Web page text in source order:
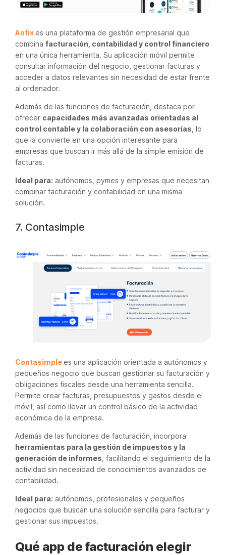
Anfix es una plataforma de gestión empresarial que
combina facturación, contabilidad y control financiero
en una única herramienta. Su aplicación móvil permite
consultar información del negocio, gestionar facturas y
acceder a datos relevantes sin necesidad de estar frente
al ordenador.
Además de las funciones de facturación, destaca por
ofrecer capacidades más avanzadas orientadas al
control contable y la colaboración con asesorías , lo
que la convierte en una opción interesante para
empresas que buscan ir más allá de la simple emisión de
facturas.
Ideal para: autónomos, pymes y empresas que necesitan
combinar facturación y contabilidad en una misma
solución.
7. Contasimple
Contasimple es una aplicación orientada a autónomos y
pequeños negocio que buscan gestionar su facturación y
obligaciones fiscales desde una herramienta sencilla.
Permite crear facturas, presupuestos y gastos desde el
móvil, así como llevar un control básico de la actividad
económica de la empresa.
Además de las funciones de facturación, incorpora
herramientas para la gestión de impuestos y la
generación de informes , facilitando el seguimiento de la
actividad sin necesidad de conocimientos avanzados de
contabilidad.
Ideal para: autónomos, profesionales y pequeños
negocios que buscan una solución sencilla para facturar y
gestionar sus impuestos.
Qué app de facturación elegir